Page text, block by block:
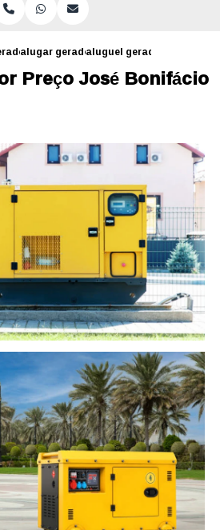
alugar gerador para eventos
aluguel gerador preco
Preço José Bonifácio